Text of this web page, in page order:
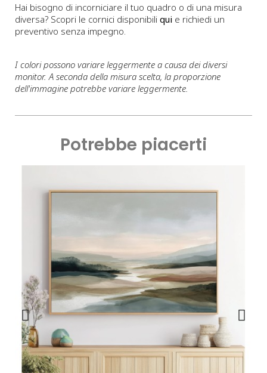
Hai bisogno di incorniciare il tuo quadro o di una misura
diversa? Scopri le cornici disponibili qui e richiedi un
preventivo senza impegno.
I colori possono variare leggermente a causa dei diversi
monitor. A seconda della misura scelta, la proporzione
dell'immagine potrebbe variare leggermente.
Potrebbe piacerti